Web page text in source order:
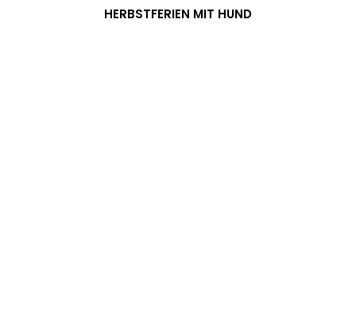
HERBSTFERIEN MIT HUND